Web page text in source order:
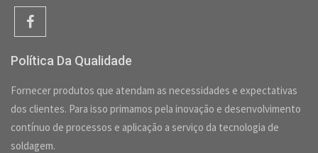
Política Da Qualidade
Fornecer produtos que atendam as necessidades e expectativas
dos clientes. Para isso primamos pela inovação e desenvolvimento
contínuo de processos e aplicação a serviço da tecnologia de
soldagem.